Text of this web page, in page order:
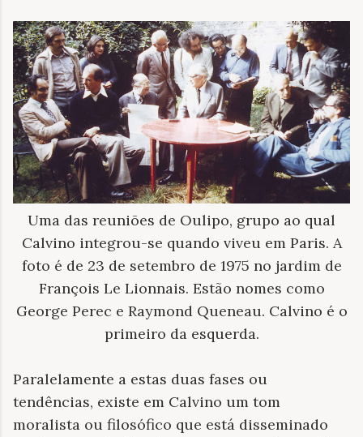
Uma das reuniões de Oulipo, grupo ao qual
Calvino integrou-se quando viveu em Paris. A
foto é de 23 de setembro de 1975 no jardim de
François Le Lionnais. Estão nomes como
George Perec e Raymond Queneau. Calvino é o
primeiro da esquerda.
Paralelamente a estas duas fases ou
tendências, existe em Calvino um tom
moralista ou filosófico que está disseminado